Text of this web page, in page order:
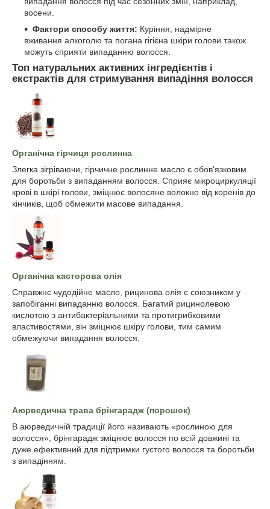
восени.
Фактори способу життя: Куріння, надмірне
вживання алкоголю та погана гігієна шкіри голови також
можуть сприяти випаданню волосся.
Топ натуральних активних інгредієнтів і
екстрактів для стримування випадіння волосся
Органічна гірчиця рослинна
Злегка зігріваючи, гірчичне рослинне масло є обов'язковим
для боротьби з випаданням волосся. Сприяє мікроциркуляції
крові в шкірі голови, зміцнює волосяне волокно від коренів до
кінчиків, щоб обмежити масове випадання.
Органічна касторова олія
Справжнє чудодійне масло, рицинова олія є союзником у
запобіганні випаданню волосся. Багатий рицинолевою
кислотою з антибактеріальними та протигрибковими
властивостями, він зміцнює шкіру голови, тим самим
обмежуючи випадання волосся.
Аюрведична трава брінгарадж (порошок)
В аюрведичній традиції його називають «рослиною для
волосся», брінгарадж зміцнює волосся по всій довжині та
дуже ефективний для підтримки густого волосся та боротьби
з випадінням.